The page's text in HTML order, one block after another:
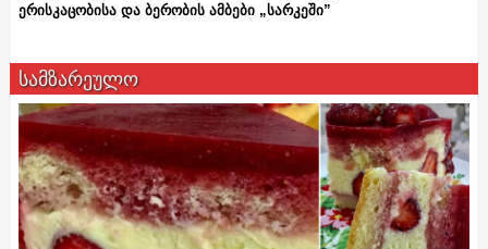
ერისკაცობისა და ბერობის ამბები „სარკეში”
სამზარეულო